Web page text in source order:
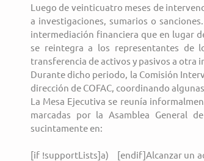
Luego de veinticuatro meses de
a investigaciones, sumarios o
intermediación financiera que en lugar
se reintegra a los representantes de
transferencia de activos y pasivos a otra
Durante dicho periodo, la Comisión
dirección de COFAC, coordinando
La Mesa Ejecutiva se reunía
marcadas por la Asamblea General
sucintamente en:
[if !supportLists]a)    [endif]Alcanzar un